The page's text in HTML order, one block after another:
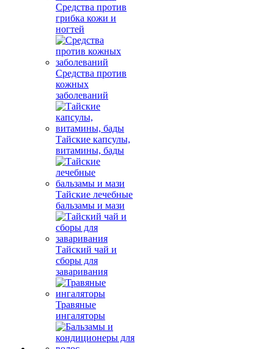
Средства против
грибка кожи и
ногтей
Средства против
кожных
заболеваний
Тайские капсулы,
витамины, бады
Тайские лечебные
бальзамы и мази
Тайский чай и
сборы для
заваривания
Травяные
ингаляторы